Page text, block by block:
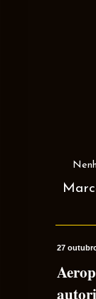
27